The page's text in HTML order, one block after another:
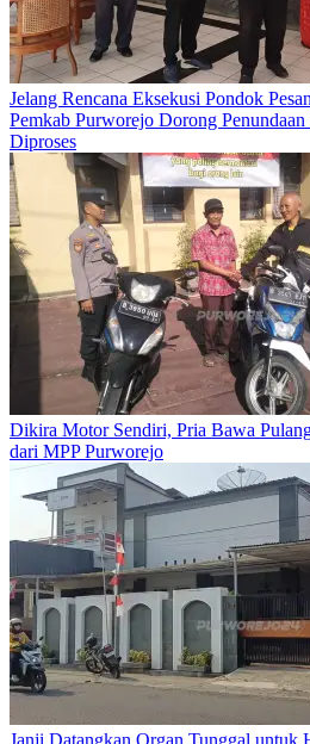
Jelang Rencana Eksekusi Pondok
Pemkab Purworejo Dorong Penundaan
Diproses
Dikira Motor Sendiri, Pria Bawa
dari MPP Purworejo
Janji Datangkan Organ Tunggal